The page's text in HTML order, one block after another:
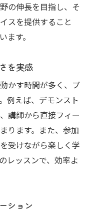
の伸長を目指し、そ
スを提供すること
す。
を実感
かす時間が多く、プ
例えば、デモンスト
講師から直接フィー
ります。また、参加
受けながら楽しく学
レッスンで、効率よ
ション